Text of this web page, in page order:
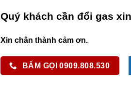
Quý khách cần đổi gas
Xin chân thành cảm ơn.
BẤM GỌI 0909.808.530